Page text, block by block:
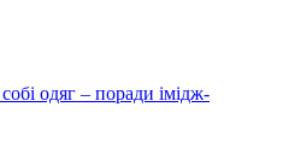
одяг – поради імідж-